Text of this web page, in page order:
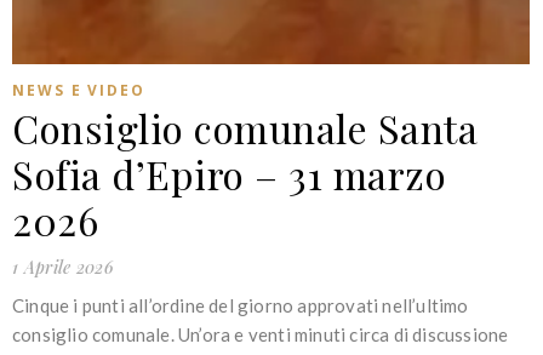
NEWS E VIDEO
Consiglio comunale Santa
Sofia d’Epiro – 31 marzo
2026
1 Aprile 2026
Cinque i punti all’ordine del giorno approvati nell’ultimo
consiglio comunale. Un’ora e venti minuti circa di discussione